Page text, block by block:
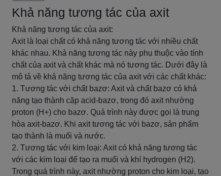
Khả năng tương tác của axit
Khả năng tương tác của axit:
Axit là loại chất có khả năng tương tác với nhiều chất
khác nhau. Khả năng tương tác này phụ thuộc vào tính
chất của axit và chất khác mà nó tương tác. Dưới đây là
mô tả về khả năng tương tác của axit với các chất khác:
1. Tương tác với chất bazơ: Axit và chất bazơ có khả
năng tạo thành cặp acid-bazơ, trong đó axit nhường
proton (H+) cho bazơ. Quá trình này được gọi là trung
hòa axit-bazơ. Khi axit tương tác với bazơ, sản phẩm
tạo thành là muối và nước.
2. Tương tác với kim loại: Axit có khả năng tương tác
với các kim loại để tạo ra muối và khí hydrogen (H2).
Trong quá trình này, axit nhường proton cho kim loại, tạo